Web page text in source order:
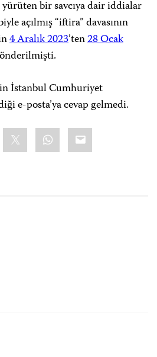
bir savcıya dair iddialar
açılmış “iftira” davasının
4 Aralık 2023’ten28 Ocak
İstanbul Cumhuriyet
e-posta’ya cevap gelmedi.
WhatsApp
Email